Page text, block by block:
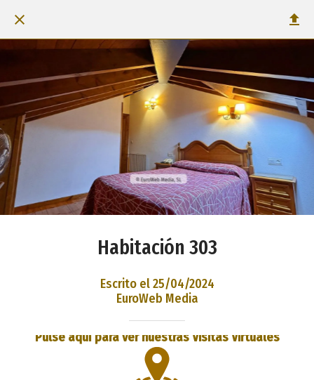
Habitación 303
Escrito el 25/04/2024
EuroWeb Media
Pulse aquí para ver nuestras Visitas Virtuales